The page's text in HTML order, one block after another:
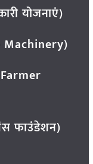
योजनाएं)
Machinery)
फाउंडेशन)